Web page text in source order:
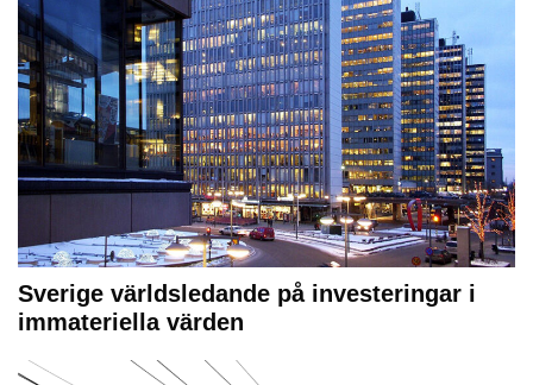
Sverige världsledande på investeringar i
immateriella värden